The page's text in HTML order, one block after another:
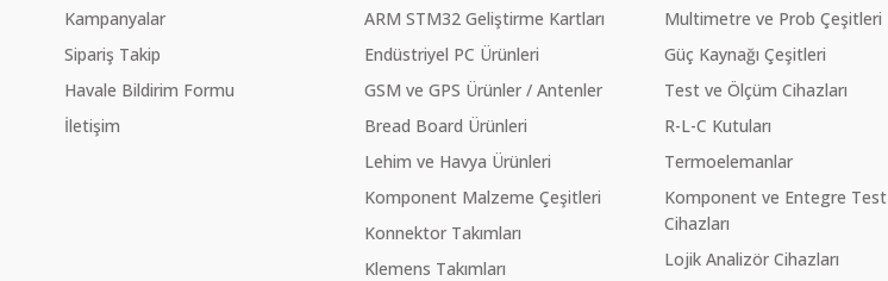
Kampanyalar
Sipariş Takip
Havale Bildirim Formu
İletişim
ARM STM32 Geliştirme Kartları
Endüstriyel PC Ürünleri
GSM ve GPS Ürünler / Antenler
Bread Board Ürünleri
Lehim ve Havya Ürünleri
Komponent Malzeme Çeşitleri
Konnektor Takımları
Klemens Takımları
Multimetre ve Prob Çeşitleri
Güç Kaynağı Çeşitleri
Test ve Ölçüm Cihazları
R-L-C Kutuları
Termoelemanlar
Komponent ve Entegre Test
Cihazları
Lojik Analizör Cihazları